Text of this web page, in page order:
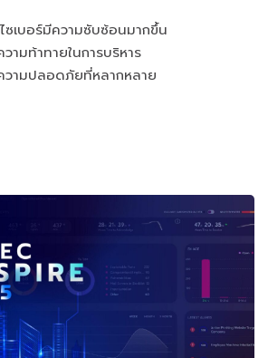
เบอร์มีความซับซ้อนมากขึ้น
มท้าทายในการบริหาร
วามปลอดภัยที่หลากหลาย